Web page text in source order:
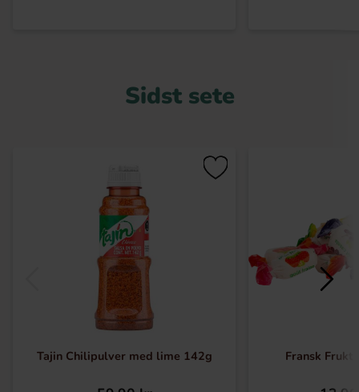
Sidst sete
Tajin Chilipulver med lime 142g Fransk